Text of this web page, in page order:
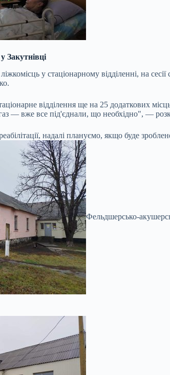
Закутнівці
у стаціонарному відділенні, на
відділення ще на 25 додаткових
— вже все під'єднали, що необхідно", —
надалі плануємо, якщо буде зроблено
Фельдшерсько-